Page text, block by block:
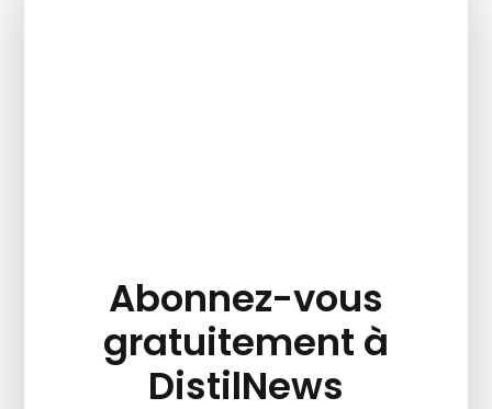
Abonnez-vous
gratuitement à
DistilNews